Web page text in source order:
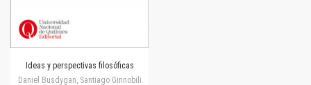
Ideas y perspectivas filosóficas
Daniel Busdygan, Santiago Ginnobili